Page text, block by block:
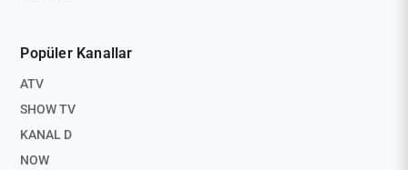
Popüler Kanallar
ATV
SHOW TV
KANAL D
NOW